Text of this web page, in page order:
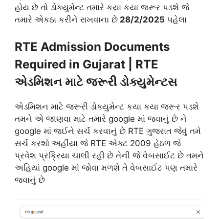
હોય છે તો ડોક્યુમેન્ટ તમારે કયા કયા જરૂર પડશે જે
તમારે એકઠા કરીને રાખવાના છે 28/2/2025 પહેલા
RTE Admission Documents
Required in Gujarat | RTE
એડમિશન માટે જરૂરી ડોક્યુમેન્ટસ
એડમિશન માટે જરૂરી ડોક્યુમેન્ટ કયા કયા જરૂર પડશે
તમને એ જાણવા માટે તમારે google માં જવાનું છે ને
google માં જઈને સર્ચ કરવાનું છે RTE ગુજરાત જેવું તમે
સર્ચ કરશો અહીંયા જે RTE એક્ટ 2009 હેઠળ જે
પ્રવેશ પ્રક્રિયા ચાલી રહી છે તેની જે વેબસાઈટ છે તમને
અહિયાં google માં જોવા મળશે તે વેબસાઈટ પણ તમારે
જવાનું છે